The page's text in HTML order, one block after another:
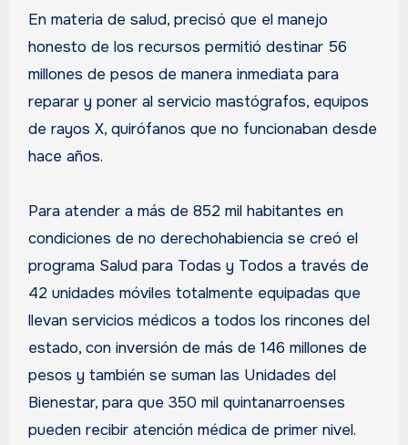
En materia de salud, precisó que el manejo
honesto de los recursos permitió destinar 56
millones de pesos de manera inmediata para
reparar y poner al servicio mastógrafos, equipos
de rayos X, quirófanos que no funcionaban desde
hace años.
Para atender a más de 852 mil habitantes en
condiciones de no derechohabiencia se creó el
programa Salud para Todas y Todos a través de
42 unidades móviles totalmente equipadas que
llevan servicios médicos a todos los rincones del
estado, con inversión de más de 146 millones de
pesos y también se suman las Unidades del
Bienestar, para que 350 mil quintanarroenses
pueden recibir atención médica de primer nivel.